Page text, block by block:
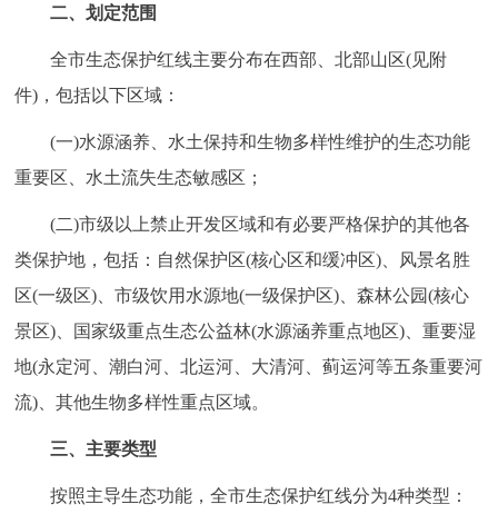
ESPAÑOL
ITALIANO
回到顶部
二、划定范围
全市生态保护红线主要分布在西部、北部山区(见附
件)，包括以下区域：
(一)水源涵养、水土保持和生物多样性维护的生态功能
重要区、水土流失生态敏感区；
(二)市级以上禁止开发区域和有必要严格保护的其他各
类保护地，包括：自然保护区(核心区和缓冲区)、风景名胜
区(一级区)、市级饮用水源地(一级保护区)、森林公园(核心
景区)、国家级重点生态公益林(水源涵养重点地区)、重要湿
地(永定河、潮白河、北运河、大清河、蓟运河等五条重要河
流)、其他生物多样性重点区域。
三、主要类型
按照主导生态功能，全市生态保护红线分为4种类型：